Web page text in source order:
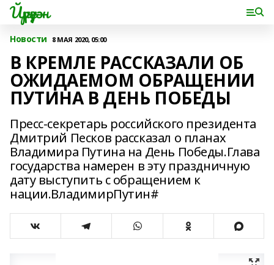
Йүрүҙән
Новости 8 МАЯ 2020, 05:00
В КРЕМЛЕ РАССКАЗАЛИ ОБ
ОЖИДАЕМОМ ОБРАЩЕНИИ
ПУТИНА В ДЕНЬ ПОБЕДЫ
Пресс-секретарь российского президента
Дмитрий Песков рассказал о планах
Владимира Путина на День Победы.Глава
государства намерен в эту праздничную
дату выступить с обращением к
нации.ВладимирПутин#